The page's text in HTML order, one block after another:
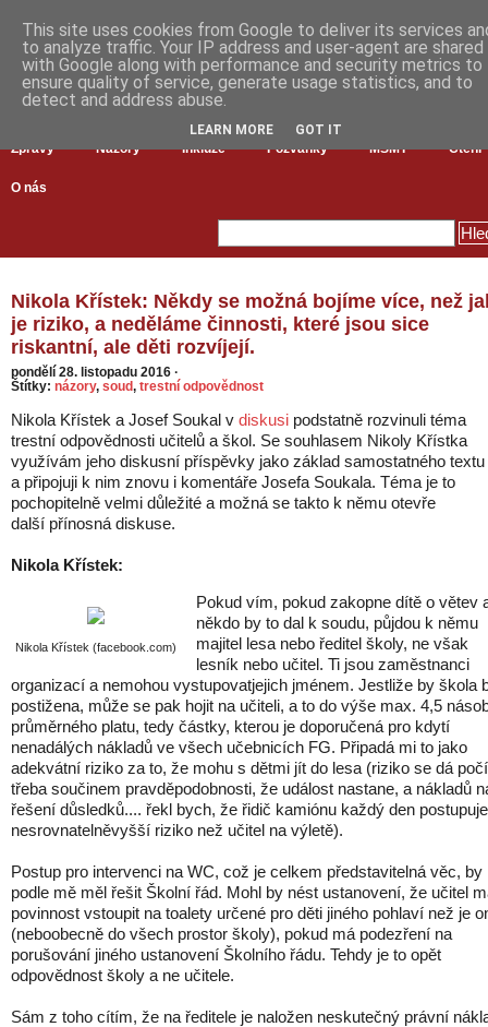
Zprávy Názory Inkluze Pozvánky MŠMT Čtení
O nás
Nikola Křístek: Někdy se možná bojíme více, než
je riziko, a neděláme činnosti, které jsou sice
riskantní, ale děti rozvíjejí.
pondělí 28. listopadu 2016 ·
Štítky: názory, soud, trestní odpovědnost
Nikola Křístek a Josef Soukal v diskusi podstatně rozvinuli téma
trestní odpovědnosti učitelů a škol. Se souhlasem Nikoly Křístka
využívám jeho diskusní příspěvky jako základ samostatného textu
a připojuji k nim znovu i komentáře Josefa Soukala. Téma je to
pochopitelně velmi důležité a možná se takto k němu otevře
další přínosná diskuse.
Nikola Křístek:
Nikola Křístek (facebook.com)
Pokud vím, pokud zakopne dítě o větev
někdo by to dal k soudu, půjdou k němu
majitel lesa nebo ředitel školy, ne však
lesník nebo učitel. Ti jsou zaměstnanci
organizací a nemohou vystupovatjejich jménem. Jestliže by škola
postižena, může se pak hojit na učiteli, a to do výše max. 4,5
průměrného platu, tedy částky, kterou je doporučená pro kdytí
nenadálých nákladů ve všech učebnicích FG. Připadá mi to jako
adekvátní riziko za to, že mohu s dětmi jít do lesa (riziko se dá
třeba součinem pravděpodobnosti, že událost nastane, a nákladů
řešení důsledků.... řekl bych, že řidič kamiónu každý den postupuje
nesrovnatelněvyšší riziko než učitel na výletě).
Postup pro intervenci na WC, což je celkem představitelná věc, by
podle mě měl řešit Školní řád. Mohl by nést ustanovení, že učitel
povinnost vstoupit na toalety určené pro děti jiného pohlaví než je
(neboobecně do všech prostor školy), pokud má podezření na
porušování jiného ustanovení Školního řádu. Tehdy je to opět
odpovědnost školy a ne učitele.
Sám z toho cítím, že na ředitele je naložen neskutečný právní
This site uses cookies from Google to deliver its services
to analyze traffic. Your IP address and user-agent are shared
with Google along with performance and security metrics to
ensure quality of service, generate usage statistics, and to
detect and address abuse.
LEARN MORE GOT IT